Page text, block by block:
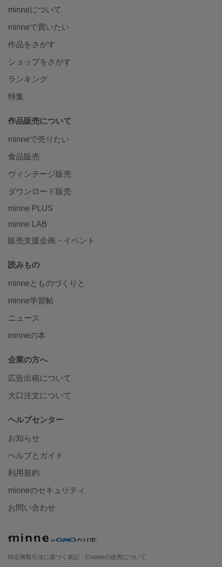
minneについて
minneで買いたい
作品をさがす
ショップをさがす
ランキング
特集
作品販売について
minneで売りたい
食品販売
ヴィンテージ販売
ダウンロード販売
minne PLUS
minne LAB
販売支援企画・イベント
読みもの
minneとものづくりと
minne学習帖
ニュース
minneの本
企業の方へ
広告出稿について
大口注文について
ヘルプセンター
お知らせ
ヘルプとガイド
利用規約
minneのセキュリティ
お問い合わせ
特定商取引法に基づく表記
Cookieの使用について